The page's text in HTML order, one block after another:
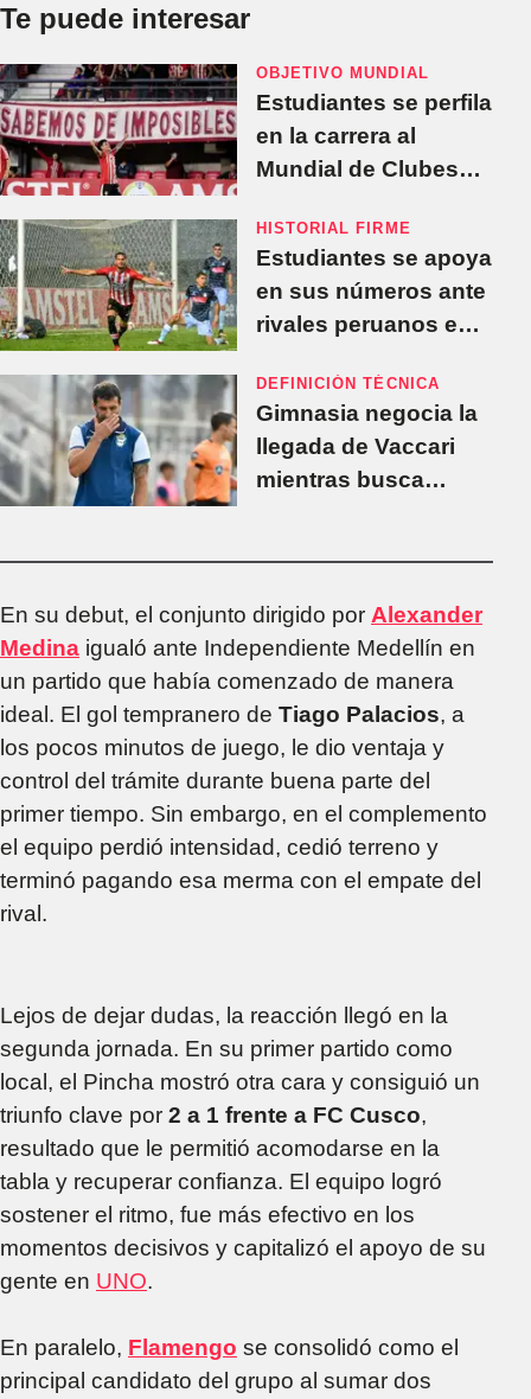
Te puede interesar
OBJETIVO MUNDIAL
Estudiantes se perfila
en la carrera al
Mundial de Clubes
en el ranking
HISTORIAL FIRME
Estudiantes se apoya
en sus números ante
rivales peruanos en
FC
DEFINICIÓN TÉCNICA
Gimnasia negocia la
llegada de Vaccari
mientras busca
En su debut, el conjunto dirigido por Alexander
Medina igualó ante Independiente Medellín en
un partido que había comenzado de manera
ideal. El gol tempranero de Tiago Palacios, a
los pocos minutos de juego, le dio ventaja y
control del trámite durante buena parte del
primer tiempo. Sin embargo, en el complemento
el equipo perdió intensidad, cedió terreno y
terminó pagando esa merma con el empate del
rival.
Lejos de dejar dudas, la reacción llegó en la
segunda jornada. En su primer partido como
local, el Pincha mostró otra cara y consiguió un
triunfo clave por 2 a 1 frente a FC Cusco,
resultado que le permitió acomodarse en la
tabla y recuperar confianza. El equipo logró
sostener el ritmo, fue más efectivo en los
momentos decisivos y capitalizó el apoyo de su
gente en UNO.
En paralelo, Flamengo se consolidó como el
principal candidato del grupo al sumar dos